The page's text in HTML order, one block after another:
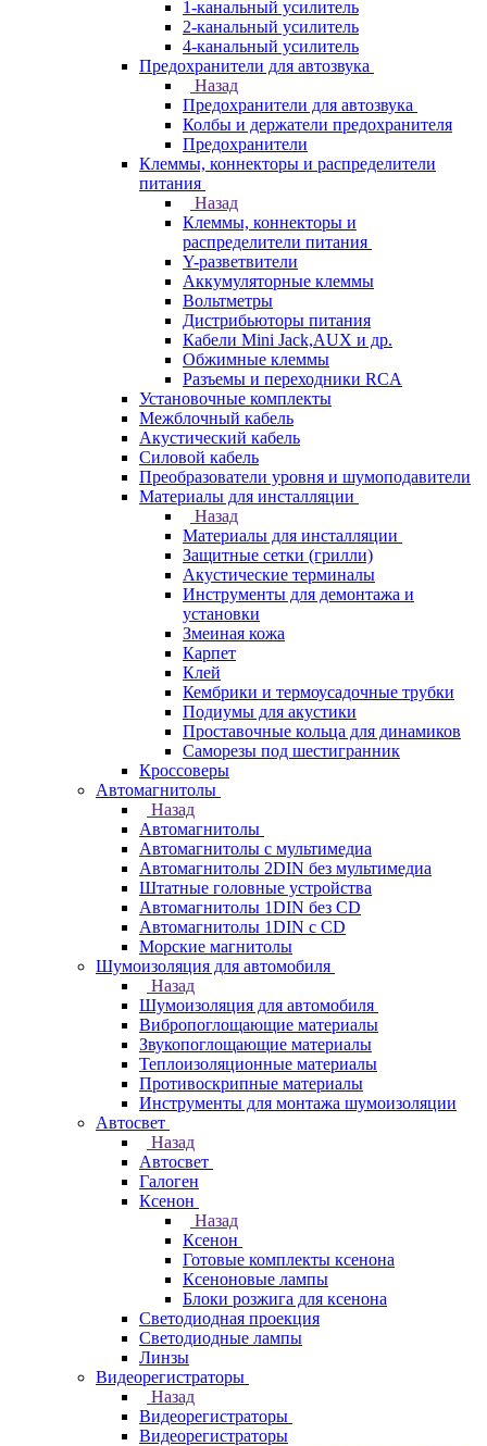
1-канальный усилитель
2-канальный усилитель
4-канальный усилитель
Предохранители для автозвука
Назад
Предохранители для автозвука
Колбы и держатели предохранителя
Предохранители
Клеммы, коннекторы и распределители
питания
Назад
Клеммы, коннекторы и
распределители питания
Y-разветвители
Аккумуляторные клеммы
Вольтметры
Дистрибьюторы питания
Кабели Mini Jack,AUX и др.
Обжимные клеммы
Разъемы и переходники RCA
Установочные комплекты
Межблочный кабель
Акустический кабель
Силовой кабель
Преобразователи уровня и шумоподавители
Материалы для инсталляции
Назад
Материалы для инсталляции
Защитные сетки (грилли)
Акустические терминалы
Инструменты для демонтажа и
установки
Змеиная кожа
Карпет
Клей
Кембрики и термоусадочные трубки
Подиумы для акустики
Проставочные кольца для динамиков
Саморезы под шестигранник
Кроссоверы
Автомагнитолы
Назад
Автомагнитолы
Автомагнитолы с мультимедиа
Автомагнитолы 2DIN без мультимедиа
Штатные головные устройства
Автомагнитолы 1DIN без CD
Автомагнитолы 1DIN с CD
Морские магнитолы
Шумоизоляция для автомобиля
Назад
Шумоизоляция для автомобиля
Вибропоглощающие материалы
Звукопоглощающие материалы
Теплоизоляционные материалы
Противоскрипные материалы
Инструменты для монтажа шумоизоляции
Автосвет
Назад
Автосвет
Галоген
Ксенон
Назад
Ксенон
Готовые комплекты ксенона
Ксеноновые лампы
Блоки розжига для ксенона
Светодиодная проекция
Светодиодные лампы
Линзы
Видеорегистраторы
Назад
Видеорегистраторы
Видеорегистраторы